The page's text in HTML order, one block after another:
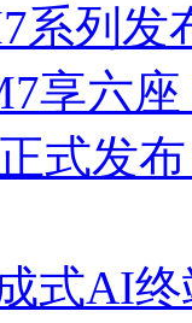
系列发
享六
式发
式AI